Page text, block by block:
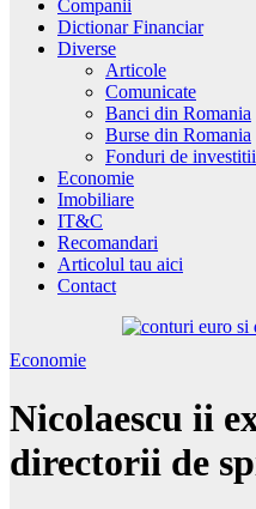
Companii
Dictionar Financiar
Diverse
Articole
Comunicate
Banci din Romania
Burse din Romania
Fonduri de
Economie
Imobiliare
IT&C
Recomandari
Articolul tau aici
Contact
Economie
Nicolaescu ii
directorii de